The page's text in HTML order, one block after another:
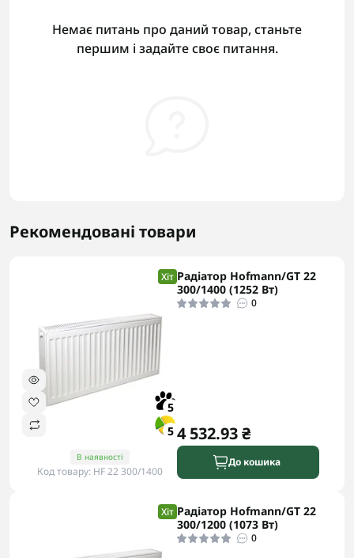
Немає питань про даний товар, станьте
першим і задайте своє питання.
Рекомендовані товари
Хіт
5
5
В наявності
Код товару: HF 22 300/1400
Радіатор Hofmann/GT 22
300/1400 (1252 Вт)
0
4 532.93 ₴
До кошика
Хіт Радіатор Hofmann/GT 22
300/1200 (1073 Вт)
0